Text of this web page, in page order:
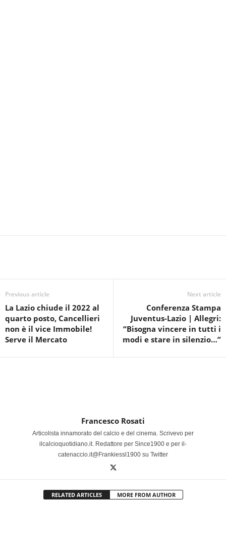
Previous article
La Lazio chiude il 2022 al
quarto posto, Cancellieri
non è il vice Immobile!
Serve il Mercato
Next article
Conferenza Stampa
Juventus-Lazio | Allegri:
“Bisogna vincere in tutti i
modi e stare in silenzio…”
Francesco Rosati
Articolista innamorato del calcio e del cinema. Scrivevo per
ilcalcioquotidiano.it. Redattore per Since1900 e per il-
catenaccio.it@Frankiessl1900 su Twitter
RELATED ARTICLES MORE FROM AUTHOR